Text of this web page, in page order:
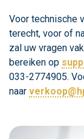
Voor technische
terecht, voor of
zal uw vragen
bereiken op
033-2774905.
naar